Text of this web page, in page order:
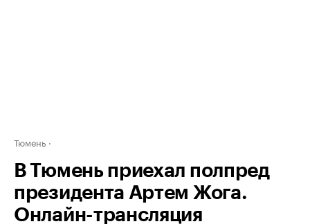
Тюмень
В Тюмень приехал полпред
президента Артем Жога.
Онлайн-трансляция